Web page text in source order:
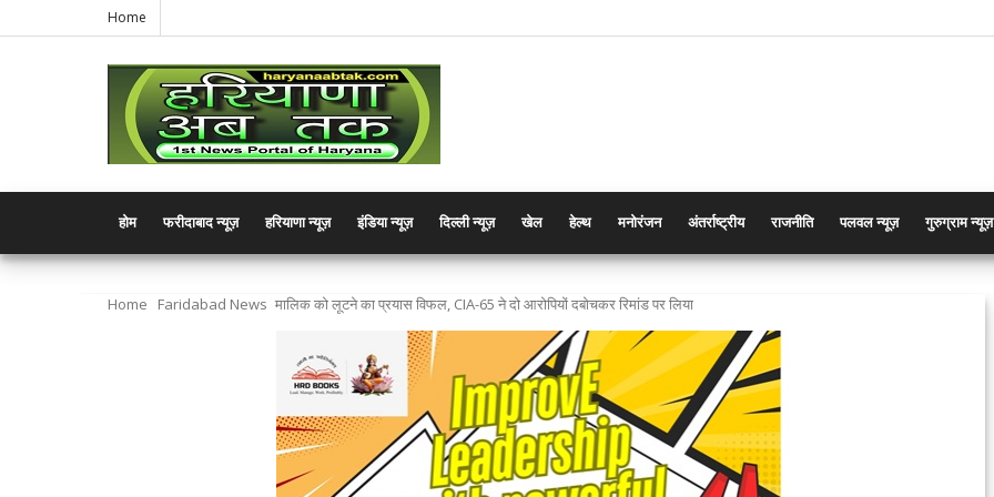
Home
होम फरीदाबाद न्यूज़ हरियाणा न्यूज़ इंडिया न्यूज़ दिल्ली न्यूज़ खेल हेल्थ मनोरंजन अंतर्राष्ट्रीय राजनीति पलवल न्यूज़ गुरुग्राम न्यूज़
Home Faridabad News मालिक को लूटने का प्रयास विफल, CIA-65 ने दो आरोपियों दबोचकर रिमांड पर लिया